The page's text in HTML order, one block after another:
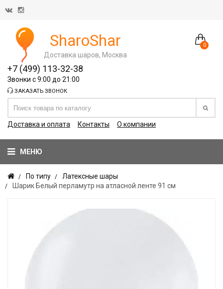
0
SharoShar
Доставка шаров, Москва
+7 (499) 113-32-38
Звонки с 9:00 до 21:00
ЗАКАЗАТЬ ЗВОНОК
Доставка и оплата Контакты О компании
МЕНЮ
По типу
Латексные шары
Шарик Белый перламутр на атласной ленте 91 см